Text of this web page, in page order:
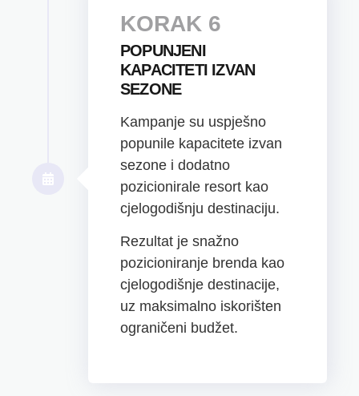
KORAK 6
POPUNJENI
KAPACITETI IZVAN
SEZONE
Kampanje su uspješno
popunile kapacitete izvan
sezone i dodatno
pozicionirale resort kao
cjelogodišnju destinaciju.
Rezultat je snažno
pozicioniranje brenda kao
cjelogodišnje destinacije,
uz maksimalno iskorišten
ograničeni budžet.